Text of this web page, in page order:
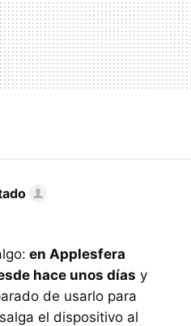
en Applesfera
hace unos días y
de usarlo para
el dispositivo al